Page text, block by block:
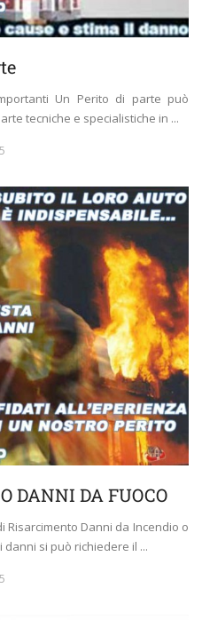
Un Perito di parte può
tecniche e specialistiche in ...
DANNI DA FUOCO
Risarcimento Danni da Incendio o
si può richiedere il ...